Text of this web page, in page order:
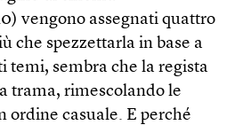
vengono assegnati quattro
che spezzettarla in base a
temi, sembra che la regista
trama, rimescolando le
ordine casuale. E perché